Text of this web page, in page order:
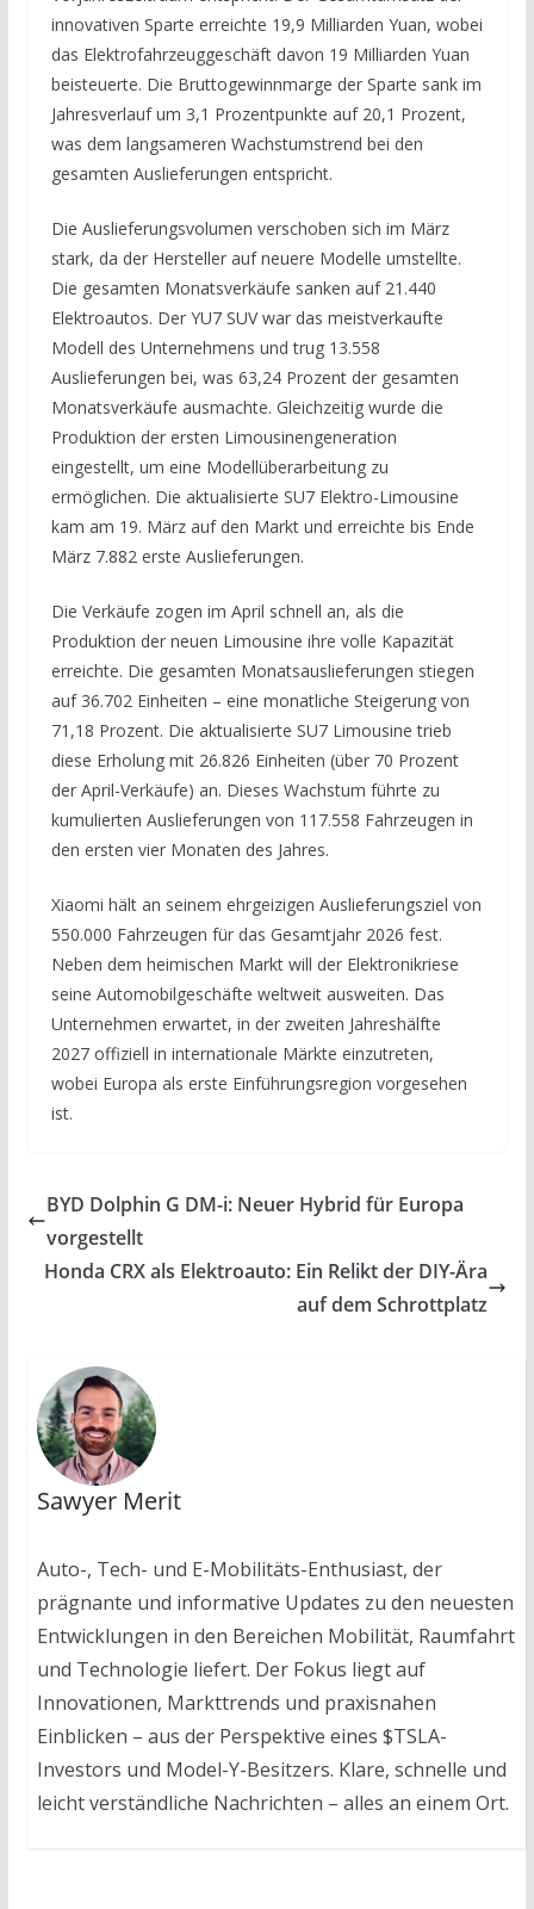
innovativen Sparte erreichte 19,9 Milliarden Yuan, wobei
das Elektrofahrzeuggeschäft davon 19 Milliarden Yuan
beisteuerte. Die Bruttogewinnmarge der Sparte sank im
Jahresverlauf um 3,1 Prozentpunkte auf 20,1 Prozent,
was dem langsameren Wachstumstrend bei den
gesamten Auslieferungen entspricht.
Die Auslieferungsvolumen verschoben sich im März
stark, da der Hersteller auf neuere Modelle umstellte.
Die gesamten Monatsverkäufe sanken auf 21.440
Elektroautos. Der YU7 SUV war das meistverkaufte
Modell des Unternehmens und trug 13.558
Auslieferungen bei, was 63,24 Prozent der gesamten
Monatsverkäufe ausmachte. Gleichzeitig wurde die
Produktion der ersten Limousinengeneration
eingestellt, um eine Modellüberarbeitung zu
ermöglichen. Die aktualisierte SU7 Elektro-Limousine
kam am 19. März auf den Markt und erreichte bis Ende
März 7.882 erste Auslieferungen.
Die Verkäufe zogen im April schnell an, als die
Produktion der neuen Limousine ihre volle Kapazität
erreichte. Die gesamten Monatsauslieferungen stiegen
auf 36.702 Einheiten – eine monatliche Steigerung von
71,18 Prozent. Die aktualisierte SU7 Limousine trieb
diese Erholung mit 26.826 Einheiten (über 70 Prozent
der April-Verkäufe) an. Dieses Wachstum führte zu
kumulierten Auslieferungen von 117.558 Fahrzeugen in
den ersten vier Monaten des Jahres.
Xiaomi hält an seinem ehrgeizigen Auslieferungsziel von
550.000 Fahrzeugen für das Gesamtjahr 2026 fest.
Neben dem heimischen Markt will der Elektronikriese
seine Automobilgeschäfte weltweit ausweiten. Das
Unternehmen erwartet, in der zweiten Jahreshälfte
2027 offiziell in internationale Märkte einzutreten,
wobei Europa als erste Einführungsregion vorgesehen
ist.
BYD Dolphin G DM-i: Neuer Hybrid für Europa
vorgestellt
Honda CRX als Elektroauto: Ein Relikt der DIY-Ära
auf dem Schrottplatz
Sawyer Merit
Auto-, Tech- und E-Mobilitäts-Enthusiast, der
prägnante und informative Updates zu den neuesten
Entwicklungen in den Bereichen Mobilität, Raumfahrt
und Technologie liefert. Der Fokus liegt auf
Innovationen, Markttrends und praxisnahen
Einblicken – aus der Perspektive eines $TSLA-
Investors und Model-Y-Besitzers. Klare, schnelle und
leicht verständliche Nachrichten – alles an einem Ort.